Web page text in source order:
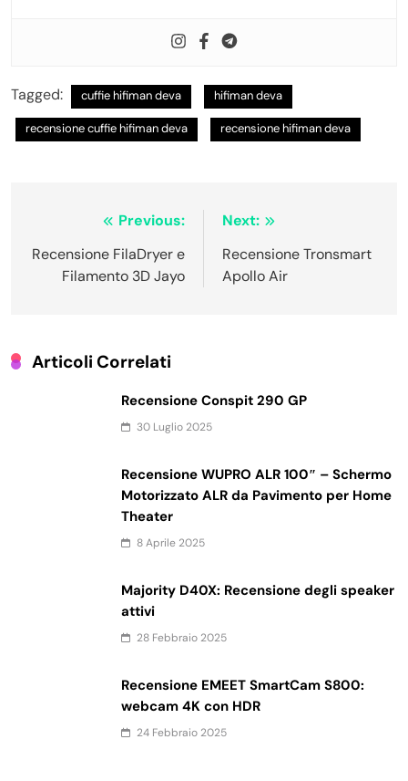
Tagged: cuffie hifiman deva hifiman deva
recensione cuffie hifiman deva recensione hifiman deva
Navigazione
articoli
Previous:
Recensione FilaDryer e
Filamento 3D Jayo
Next:
Recensione Tronsmart
Apollo Air
Articoli Correlati
Recensione Conspit 290 GP
30 Luglio 2025
Recensione WUPRO ALR 100″ – Schermo
Motorizzato ALR da Pavimento per Home
Theater
8 Aprile 2025
Majority D40X: Recensione degli speaker
attivi
28 Febbraio 2025
Recensione EMEET SmartCam S800:
webcam 4K con HDR
24 Febbraio 2025